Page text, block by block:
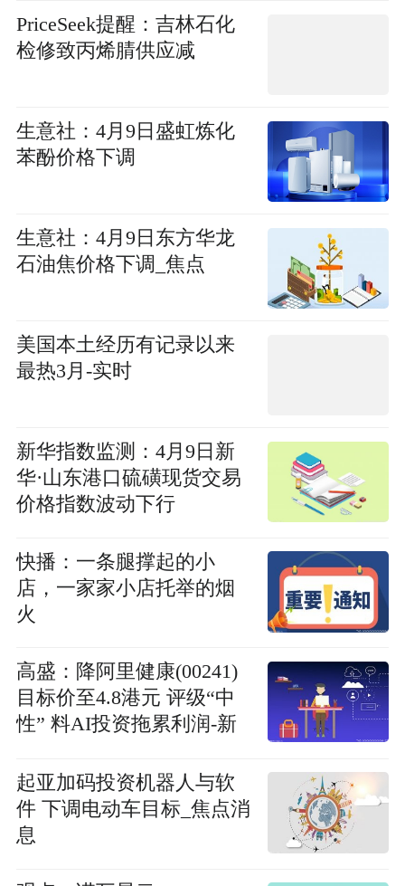
PriceSeek提醒：吉林石化
检修致丙烯腈供应减
生意社：4月9日盛虹炼化
苯酚价格下调
生意社：4月9日东方华龙
石油焦价格下调_焦点
美国本土经历有记录以来
最热3月-实时
新华指数监测：4月9日新
华·山东港口硫磺现货交易
价格指数波动下行
快播：一条腿撑起的小
店，一家家小店托举的烟
火
高盛：降阿里健康(00241)
目标价至4.8港元 评级“中
性” 料AI投资拖累利润-新
起亚加码投资机器人与软
件 下调电动车目标_焦点消
息